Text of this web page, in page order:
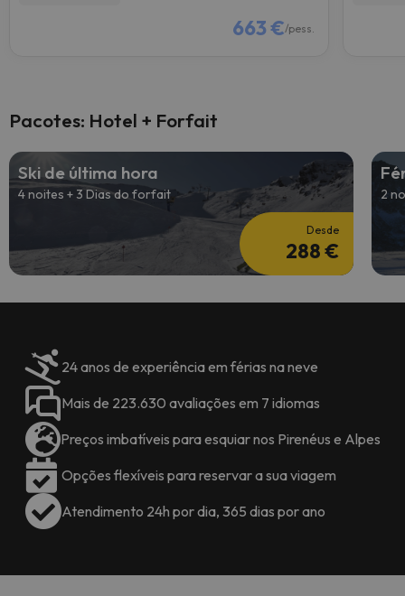
663 €/pess.
Pacotes: Hotel + Forfait
Ski de última hora
4 noites + 3 Dias do forfait
Desde
288 €
2
24 anos de experiência em férias na neve
Mais de 223.630 avaliações em 7 idiomas
Preços imbatíveis para esquiar nos Pirenéus e Alpes
Opções flexíveis para reservar a sua viagem
Atendimento 24h por dia, 365 dias por ano